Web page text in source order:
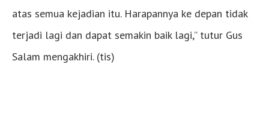
atas semua kejadian itu. Harapannya ke depan tidak
terjadi lagi dan dapat semakin baik lagi,’’ tutur Gus
Salam mengakhiri. (tis)